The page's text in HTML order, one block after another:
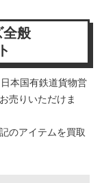
全般
本国有鉄道貨物営
売りいただけま
のアイテムを買取